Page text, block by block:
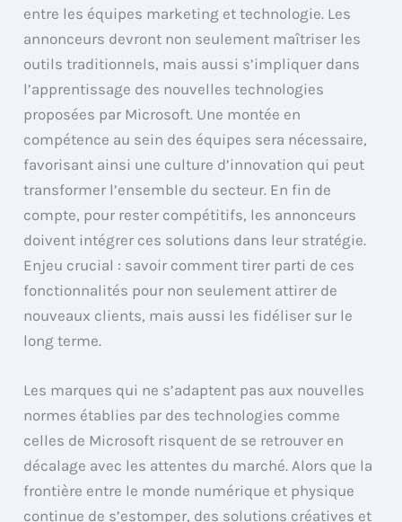
entre les équipes marketing et technologie. Les
annonceurs devront non seulement maîtriser les
outils traditionnels, mais aussi s’impliquer dans
l’apprentissage des nouvelles technologies
proposées par Microsoft. Une montée en
compétence au sein des équipes sera nécessaire,
favorisant ainsi une culture d’innovation qui peut
transformer l’ensemble du secteur. En fin de
compte, pour rester compétitifs, les annonceurs
doivent intégrer ces solutions dans leur stratégie.
Enjeu crucial : savoir comment tirer parti de ces
fonctionnalités pour non seulement attirer de
nouveaux clients, mais aussi les fidéliser sur le
long terme.
Les marques qui ne s’adaptent pas aux nouvelles
normes établies par des technologies comme
celles de Microsoft risquent de se retrouver en
décalage avec les attentes du marché. Alors que la
frontière entre le monde numérique et physique
continue de s’estomper, des solutions créatives et